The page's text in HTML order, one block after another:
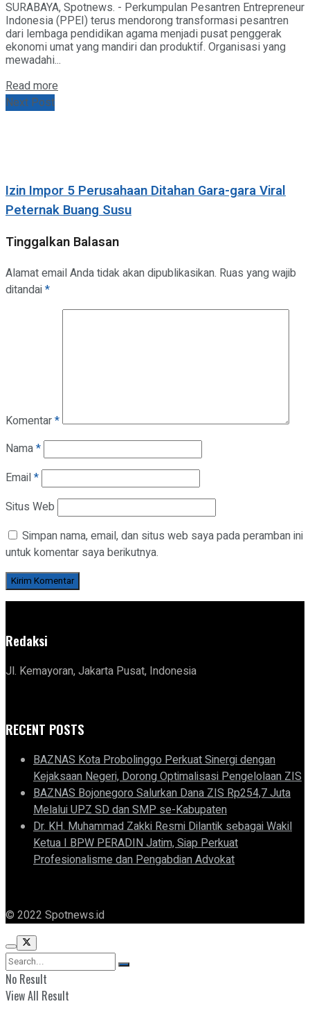
SURABAYA, Spotnews. - Perkumpulan Pesantren Entrepreneur
Indonesia (PPEI) terus mendorong transformasi pesantren
dari lembaga pendidikan agama menjadi pusat penggerak
ekonomi umat yang mandiri dan produktif. Organisasi yang
mewadahi...
Read more
Next Post
Izin Impor 5 Perusahaan Ditahan Gara-gara Viral
Peternak Buang Susu
Tinggalkan Balasan
Alamat email Anda tidak akan dipublikasikan. Ruas yang wajib
ditandai*
Komentar*
Nama*
Email*
Situs Web
Simpan nama, email, dan situs web saya pada peramban ini
untuk komentar saya berikutnya.
Redaksi
Jl. Kemayoran, Jakarta Pusat, Indonesia
RECENT POSTS
BAZNAS Kota Probolinggo Perkuat Sinergi dengan
Kejaksaan Negeri, Dorong Optimalisasi Pengelolaan ZIS
BAZNAS Bojonegoro Salurkan Dana ZIS Rp254,7 Juta
Melalui UPZ SD dan SMP se-Kabupaten
Dr. KH. Muhammad Zakki Resmi Dilantik sebagai Wakil
Ketua I BPW PERADIN Jatim, Siap Perkuat
Profesionalisme dan Pengabdian Advokat
© 2022 Spotnews.id
No Result
View All Result